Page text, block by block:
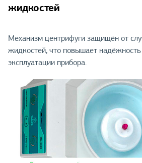
жидкостей
Механизм центрифуги защищён от
жидкостей, что повышает надёжность
эксплуатации прибора.